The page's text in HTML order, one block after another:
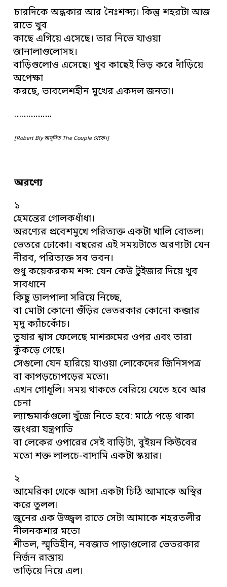
চারদিকে অন্ধকার আর নৈঃশব্দ্য। কিন্তু শহরটা আজ
রাতে খুব
কাছে এগিয়ে এসেছে। তার নিভে যাওয়া
জানালাগুলোসহ।
বাড়িগুলোও এসেছে। খুব কাছেই ভিড় করে দাঁড়িয়ে
অপেক্ষা
করছে, ভাবলেশহীন মুখের একদল জনতা।
…………….
[Robert Bly অনূদিত The Couple থেকে।]
অরণ্যে
১
হেমন্তের গোলকধাঁধা।
অরণ্যের প্রবেশমুখে পরিত্যক্ত একটা খালি বোতল।
ভেতরে ঢোকো। বছরের এই সময়টাতে অরণ্যটা যেন
নীরব, পরিত্যক্ত সব ভবন।
শুধু কয়েকরকম শব্দ: যেন কেউ টুইজার দিয়ে খুব
সাবধানে
কিছু ডালপালা সরিয়ে নিচ্ছে,
বা মোটা কোনো গুঁড়ির ভেতরকার কোনো কব্জার
মৃদু ক্যাঁচকোঁচ।
তুষার শ্বাস ফেলেছে মাশরুমের ওপর এবং তারা
কুঁকড়ে গেছে।
সেগুলো যেন হারিয়ে যাওয়া লোকেদের জিনিসপত্র
বা কাপড়চোপড়ের মতো।
এখন গোধূলি। সময় থাকতে বেরিয়ে যেতে হবে আর
চেনা
ল্যান্ডমার্কগুলো খুঁজে নিতে হবে: মাঠে পড়ে থাকা
জংধরা যন্ত্রপাতি
বা লেকের ওপারের সেই বাড়িটা, বুইয়ন কিউবের
মতো শক্ত লালচে-বাদামি একটা স্কয়ার।
২
আমেরিকা থেকে আসা একটা চিঠি আমাকে অস্থির
করে তুলল।
জুনের এক উজ্জ্বল রাতে সেটা আমাকে শহরতলীর
নীলনকশার মতো
শীতল, স্মৃতিহীন, নবজাত পাড়াগুলোর ভেতরকার
নির্জন রাস্তায়
তাড়িয়ে নিয়ে এল।